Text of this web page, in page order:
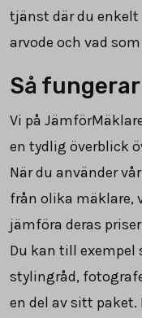
tjänst där du enkelt
arvode och vad
Så
Vi på
en tydlig överblick
När du använder
från olika mäklare,
jämföra deras
Du kan till exempel
stylingråd,
en del av sitt